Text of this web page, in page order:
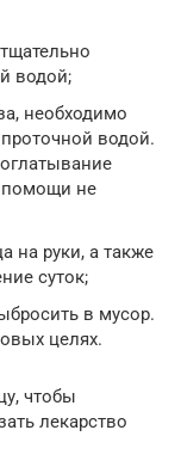
водой;
необходимо
водой.
помощи не
на руки, а также
суток;
в мусор.
целях.
чтобы
лекарство